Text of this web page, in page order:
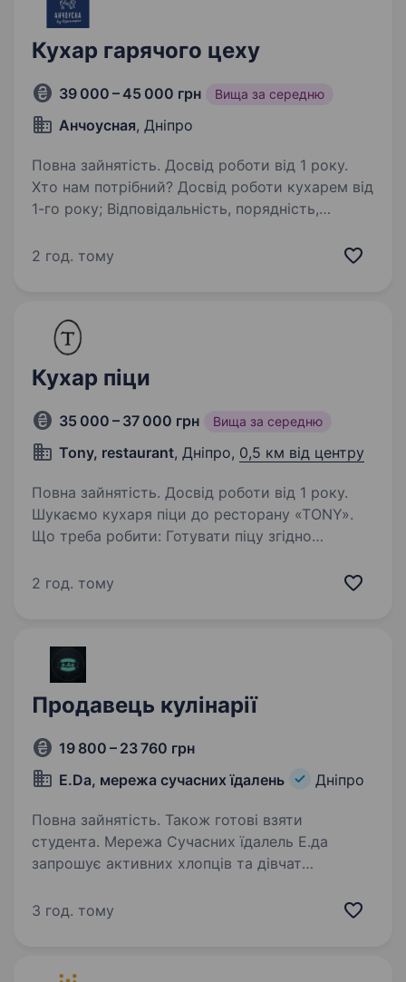
Кухар гарячого цеху
39 000 – 45 000 грн Вища за середню
Анчоусная, Дніпро
Повна зайнятість. Досвід роботи від 1 року.
Хто нам потрібний? Досвід роботи кухарем від
1-го року; Відповідальність, порядність,
працювати у команді; Знання стандартів
2 год. тому
Кухар піци
35 000 – 37 000 грн Вища за середню
Tony, restaurant, Дніпро, 0,5 км від центру
Повна зайнятість. Досвід роботи від 1 року.
Шукаємо кухаря піци до ресторану «TONY».
Що треба робити: Готувати піцу згідно
та порядок на робочому місці. Контролювати
2 год. тому
Продавець кулінарії
19 800 – 23 760 грн
Е.Dа, мережа сучасних їдалень
Дніпро
Повна зайнятість. Також готові взяти
студента. Мережа Сучасних їдалель Е.да
запрошує активних хлопців та дівчат
готових страв Ввічлеве обслуговування гостей
3 год. тому